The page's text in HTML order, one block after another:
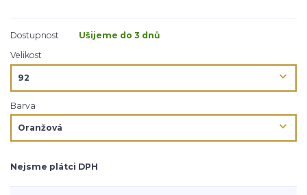
Dostupnost
Ušijeme do 3 dnů
Velikost
Barva
Nejsme plátci DPH